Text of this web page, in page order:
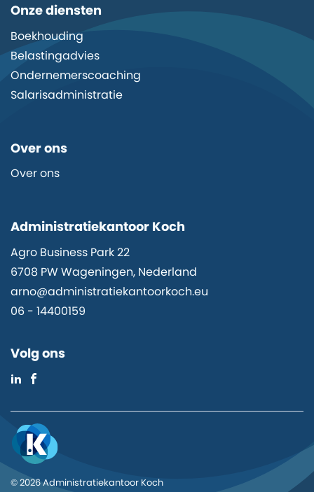
Onze diensten
Boekhouding
Belastingadvies
Ondernemerscoaching
Salarisadministratie
Over ons
Over ons
Administratiekantoor Koch
Agro Business Park 22
6708 PW Wageningen, Nederland
arno@administratiekantoorkoch.eu
06 - 14400159
Volg ons
© 2026 Administratiekantoor Koch